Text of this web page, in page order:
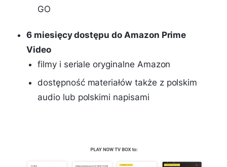
GO
6 miesięcy dostępu do Amazon Prime
Video
filmy i seriale oryginalne Amazon
dostępność materiałów także z polskim
audio lub polskimi napisami